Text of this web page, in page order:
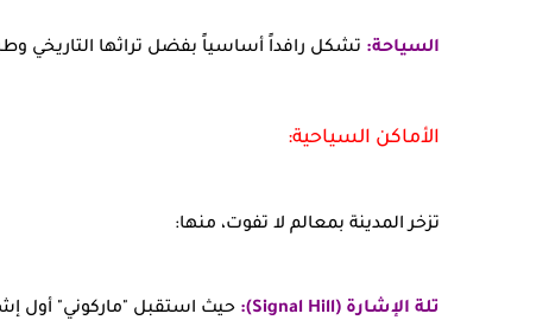
السياحة: تشكل رافداً أساسياً بفضل تراثها التاريخي
الأماكن السياحية:
تزخر المدينة بمعالم لا تفوت، منها:
تلة الإشارة (Signal Hill): حيث استقبل "ماركوني" أول